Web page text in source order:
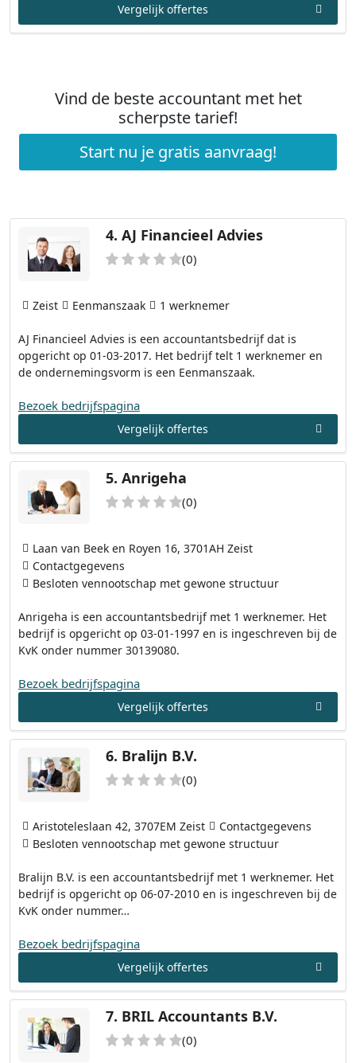
Vergelijk offertes
Vind de beste accountant met het
scherpste tarief!
Start nu je gratis aanvraag!
4. AJ Financieel Advies
(0)
AJ Financieel Advies is een accountantsbedrijf dat is
opgericht op 01-03-2017. Het bedrijf telt 1 werknemer en
de ondernemingsvorm is een Eenmanszaak.
Zeist Eenmanszaak 1 werknemer
Bezoek bedrijfspagina
Vergelijk offertes
5. Anrigeha
(0)
Anrigeha is een accountantsbedrijf met 1 werknemer. Het
bedrijf is opgericht op 03-01-1997 en is ingeschreven bij de
KvK onder nummer 30139080.
Laan van Beek en Royen 16, 3701AH Zeist
Contactgegevens
Besloten vennootschap met gewone structuur
Bezoek bedrijfspagina
Vergelijk offertes
6. Bralijn B.V.
(0)
Bralijn B.V. is een accountantsbedrijf met 1 werknemer. Het
bedrijf is opgericht op 06-07-2010 en is ingeschreven bij de
KvK onder nummer…
Aristoteleslaan 42, 3707EM Zeist
Contactgegevens
Besloten vennootschap met gewone structuur
Bezoek bedrijfspagina
Vergelijk offertes
7. BRIL Accountants B.V.
(0)